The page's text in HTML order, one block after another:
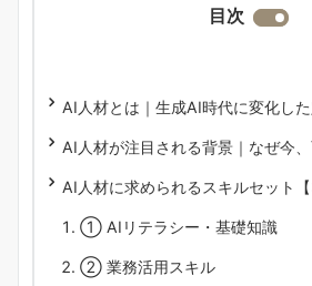
目次
AI人材とは｜生成AI時代に変化し
AI人材が注目される背景｜なぜ今
AI人材に求められるスキルセット【
① AIリテラシー・基礎知識
② 業務活用スキル